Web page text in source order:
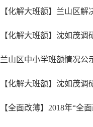
【化解大班额】兰山区
【化解大班额】沈如茂调
兰山区中小学班额情况公
【化解大班额】沈如茂
【全面改薄】2018年“全